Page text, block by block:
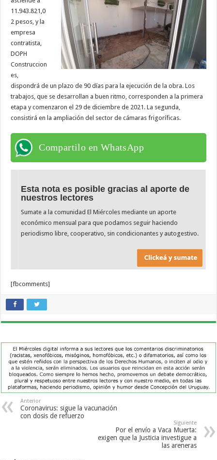
11.943.821,0
2 pesos, y la
empresa
contratista,
DOPH
Construccion
es,
dispondrá de un plazo de 90 días para la ejecución de la obra. Los
trabajos, que se desarrollan a buen ritmo, corresponden a la primera
etapa y comenzaron el 29 de diciembre de 2021. La segunda,
consistirá en la ampliación del sector de cámaras frigoríficas.
Compartilo en WhatsApp
Esta nota es posible gracias al aporte de
nuestros lectores
Sumate a la comunidad El Miércoles mediante un aporte
económico mensual para que podamos seguir haciendo
periodismo libre, cooperativo, sin condicionantes y autogestivo.
[fbcomments]
Anterior
Coronavirus: sigue la vacunación
con dosis de refuerzo
Siguiente
Por el envío a Vaca Muerta:
exigen que la Justicia investigue a
las areneras